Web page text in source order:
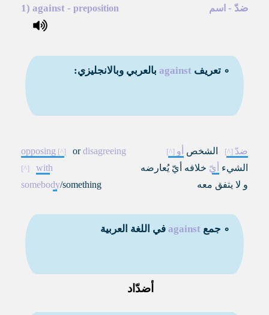
ضدّ - اسم 1) against - preposition
∘ تعريفagainst بالعربي وبالانجليزي:
ضدّ الشخص أو
الشيء
أيّ خلافه أيّ يُعارضه
و لا يتفق معه
opposing ordisagreeing
with
somebody/something
∘ جمعagainst في اللغة العربية
أضدّاد